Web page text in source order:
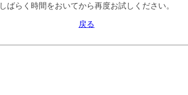
しばらく時間をおいてから再度お試しください。
戻る